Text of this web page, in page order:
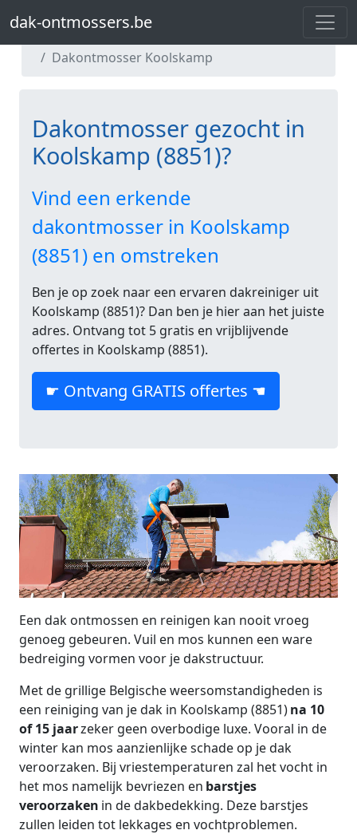
dak-ontmossers.be
dak-ontmossers.be
Dakontmosser Koolskamp
Dakontmosser gezocht in
Koolskamp (8851)?
Vind een erkende
dakontmosser in Koolskamp
(8851) en omstreken
Ben je op zoek naar een ervaren dakreiniger uit
Koolskamp (8851)? Dan ben je hier aan het juiste
adres. Ontvang tot 5 gratis en vrijblijvende
offertes in Koolskamp (8851).
☛ Ontvang GRATIS offertes ☚
Een dak ontmossen en reinigen kan nooit vroeg
genoeg gebeuren. Vuil en mos kunnen een ware
bedreiging vormen voor je dakstructuur.
Met de grillige Belgische weersomstandigheden is
een reiniging van je dak in Koolskamp (8851)na 10
of 15 jaarzeker geen overbodige luxe. Vooral in de
winter kan mos aanzienlijke schade op je dak
veroorzaken. Bij vriestemperaturen zal het vocht in
het mos namelijk bevriezen en barstjes
veroorzaken in de dakbedekking. Deze barstjes
zullen leiden tot lekkages en vochtproblemen.